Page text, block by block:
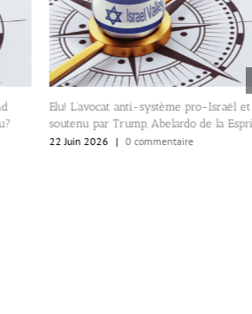
Elu! L’avocat anti-système pro-Israël et
soutenu par Trump, Abelardo de la
22 Juin 2026 | 0 commentaire